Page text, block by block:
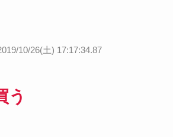
10/26(土) 17:17:34.87
う